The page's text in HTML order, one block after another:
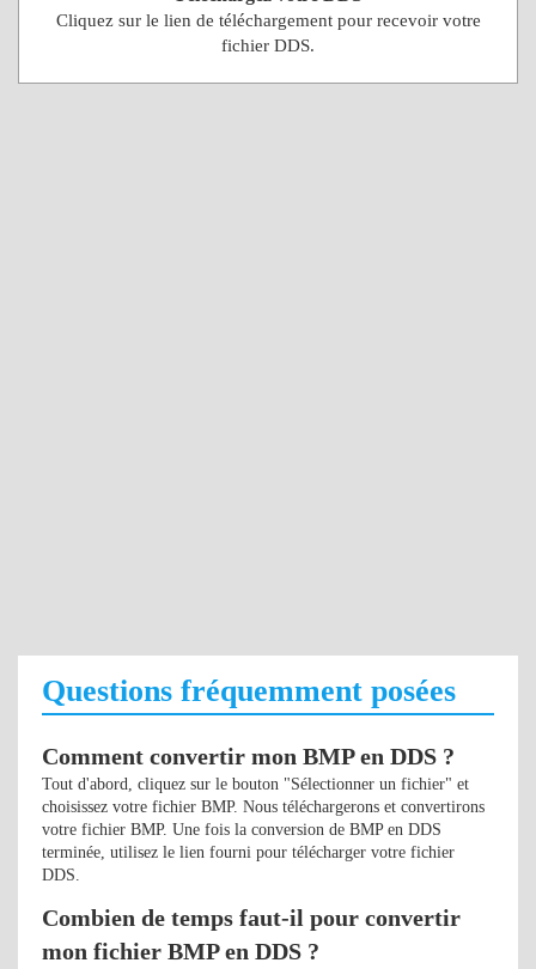
Cliquez sur le lien de téléchargement pour recevoir votre
fichier DDS.
Questions fréquemment posées
Comment convertir mon BMP en DDS ?
Tout d'abord, cliquez sur le bouton "Sélectionner un fichier" et
choisissez votre fichier BMP. Nous téléchargerons et convertirons
votre fichier BMP. Une fois la conversion de BMP en DDS
terminée, utilisez le lien fourni pour télécharger votre fichier
DDS.
Combien de temps faut-il pour convertir
mon fichier BMP en DDS ?